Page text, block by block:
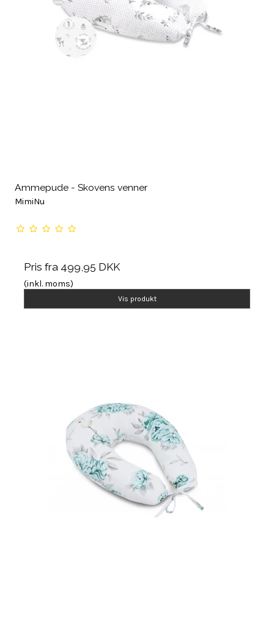
Ammepude - Skovens venner
MimiNu
Pris fra 499,95 DKK
(inkl. moms)
Vis produkt